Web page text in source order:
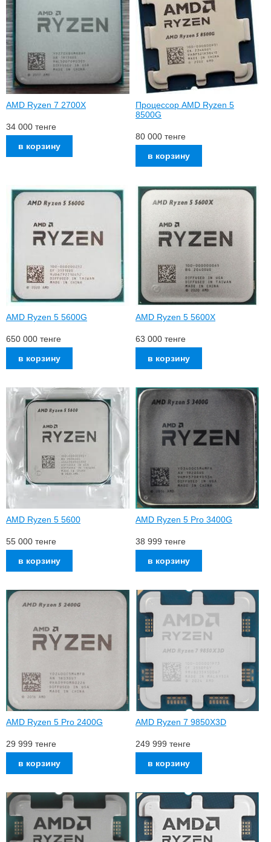
AMD Ryzen 7 2700X
34 000 тенге
Процессор AMD Ryzen 5
8500G
80 000 тенге
AMD Ryzen 5 5600G
650 000 тенге
AMD Ryzen 5 5600X
63 000 тенге
AMD Ryzen 5 5600
55 000 тенге
AMD Ryzen 5 Pro 3400G
38 999 тенге
AMD Ryzen 5 Pro 2400G
29 999 тенге
AMD Ryzen 7 9850X3D
249 999 тенге